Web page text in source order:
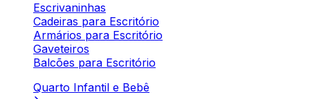
Escrivaninhas
Cadeiras para Escritório
Armários para Escritório
Gaveteiros
Balcões para Escritório
Quarto Infantil e Bebê